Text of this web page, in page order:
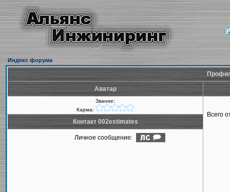
Индекс форума
Аватар
Звание:
Карма:
Всего
Контакт 002estimates
Личное сообщение: